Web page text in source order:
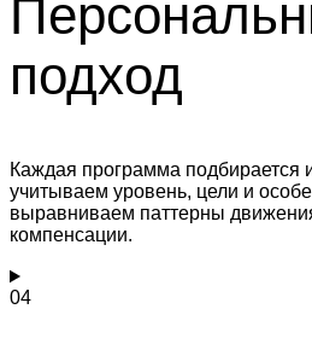
подход
Каждая программа подбирается
учитываем уровень, цели и
выравниваем паттерны
компенсации.
04